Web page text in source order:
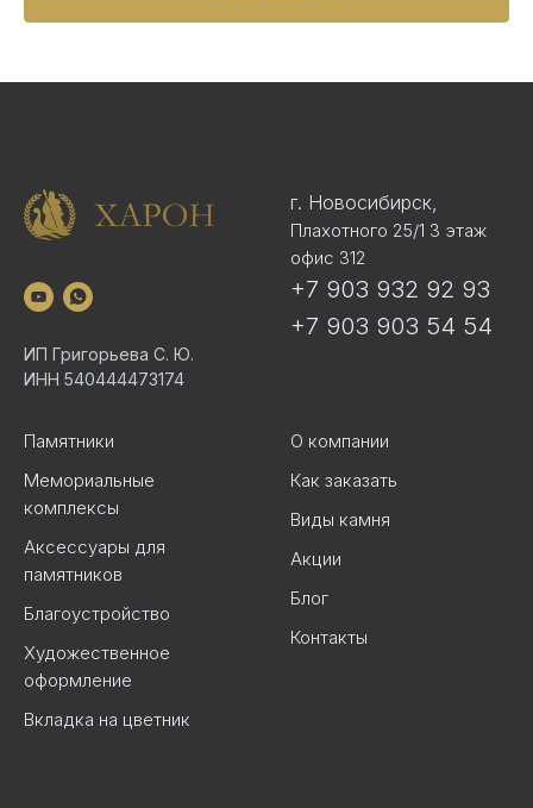
ИП Григорьева С. Ю.
ИНН 540444473174
г. Новосибирск,
Плахотного 25/1 3 этаж
офис 312
+7 903 932 92 93
+7 903 903 54 54
Памятники
Мемориальные
комплексы
Аксессуары для
памятников
Благоустройство
Художественное
оформление
Вкладка на цветник
О компании
Как заказать
Виды камня
Акции
Блог
Контакты